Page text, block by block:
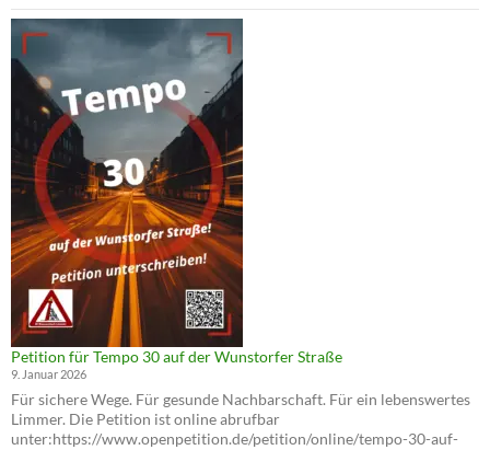
Infoabend:
Cycling
Cities
und
Tempo
30
auf
der
Wunstorfer
Straße
Petition für Tempo 30 auf der Wunstorfer Straße
9. Januar 2026
Für sichere Wege. Für gesunde Nachbarschaft. Für ein lebenswertes
Limmer. Die Petition ist online abrufbar
unter:https://www.openpetition.de/petition/online/tempo-30-auf-